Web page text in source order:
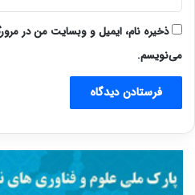
ذخیره نام، ایمیل و وبسایت من در
می‌نویسم.